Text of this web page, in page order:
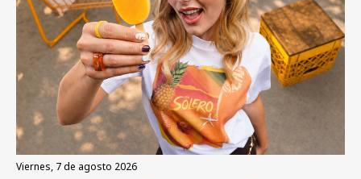
viernes, 7 de agosto 2026